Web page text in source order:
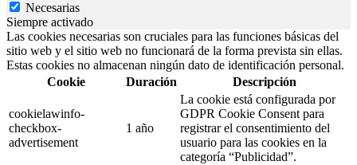
Necesarias
Siempre activado
Las cookies necesarias son cruciales para las funciones básicas del
sitio web y el sitio web no funcionará de la forma prevista sin ellas.
Estas cookies no almacenan ningún dato de identificación personal.
Cookie
Duración Descripción
cookielawinfo-
checkbox-
advertisement
1 año
La cookie está configurada por
GDPR Cookie Consent para
registrar el consentimiento del
usuario para las cookies en la
categoría “Publicidad”.